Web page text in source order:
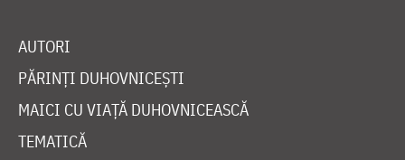
AUTORI
PĂRINȚI DUHOVNICEȘTI
MAICI CU VIAȚĂ DUHOVNICEASCĂ
TEMATICĂ